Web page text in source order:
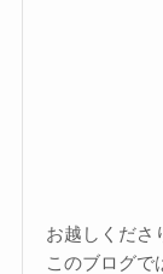
お越しくださ
このブログで